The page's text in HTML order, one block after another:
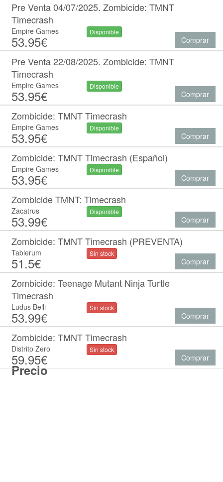
Precio
Pre Venta 04/07/2025. Zombicide: TMNT
Timecrash
Empire Games
53.95€
Disponible
Comprar
Pre Venta 22/08/2025. Zombicide: TMNT
Timecrash
Empire Games
53.95€
Disponible
Comprar
Zombicide: TMNT Timecrash
Empire Games
53.95€
Disponible
Comprar
Zombicide: TMNT Timecrash (Español)
Empire Games
53.95€
Disponible
Comprar
Zombicide TMNT: Timecrash
Zacatrus
53.99€
Disponible
Comprar
Zombicide: TMNT Timecrash (PREVENTA)
Tablerum
51.5€
Sin stock
Comprar
Zombicide: Teenage Mutant Ninja Turtle
Timecrash
Ludus Belli
53.99€
Sin stock
Comprar
Zombicide: TMNT Timecrash
Distrito Zero
59.95€
Sin stock
Comprar